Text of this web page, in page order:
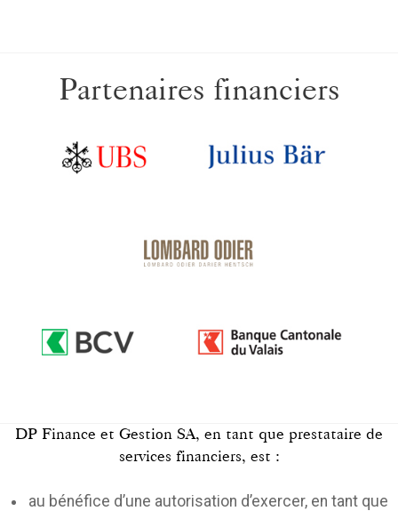
Partenaires financiers
DP Finance et Gestion SA, en tant que prestataire de
services financiers, est :
au bénéfice d’une autorisation d’exercer, en tant que